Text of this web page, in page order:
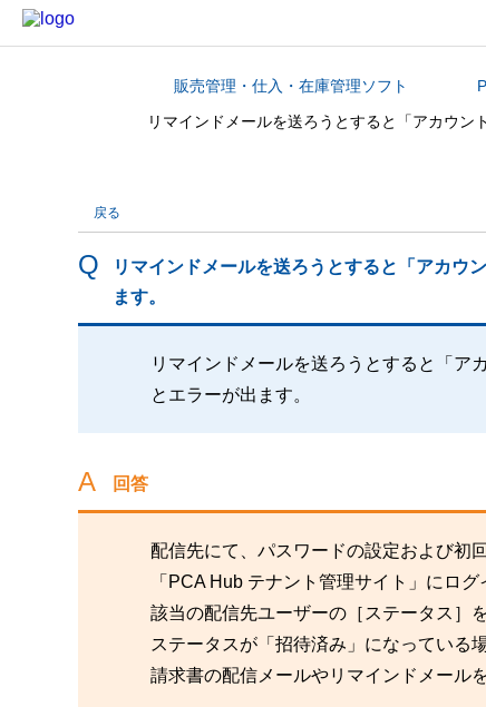
カテゴリから探す販売管理・仕入・在庫管理ソフト
リマインドメールを送ろうとすると「アカウン
戻る
リマインドメールを送ろうとすると「アカウ
ます。
リマインドメールを送ろうとすると「ア
とエラーが出ます。
回答
配信先にて、パスワードの設定および初
「PCA Hub テナント管理サイト」にロ
該当の配信先ユーザーの［ステータス］
ステータスが「招待済み」になっている
請求書の配信メールやリマインドメール